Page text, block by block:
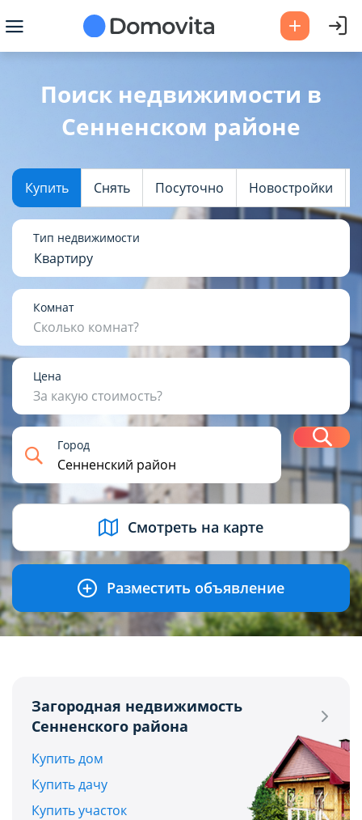
Поиск недвижимости в
Сенненском районе
Купить Снять Посуточно Новостройки
Тип недвижимости
Квартиру
Комнат
Сколько комнат?
Цена
За какую стоимость?
USD BYN EUR RUB
Город
Смотреть на карте
Разместить объявление
Загородная недвижимость
Сенненского района
Купить дом
Купить дачу
Купить участок
Да Выбрать город